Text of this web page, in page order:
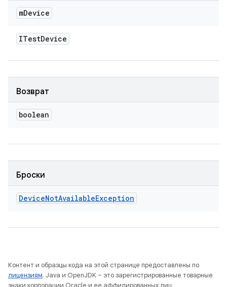
mDevice
ITestDevice
Возврат
boolean
Броски
DeviceNotAvailableException
Контент и образцы кода на этой странице предоставлены по
лицензиям. Java и OpenJDK – это зарегистрированные товарные
знаки корпорации Oracle и ее аффилированных лиц.